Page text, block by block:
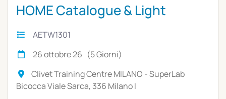
HOME Catalogue & Light
Commercial Units
AETW1301
26 ottobre 26 (5 Giorni)
Clivet Training Centre MILANO - SuperLab
Bicocca Viale Sarca, 336 Milano I